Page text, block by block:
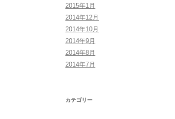
2015年1月
2014年12月
2014年10月
2014年9月
2014年8月
2014年7月
カテゴリー